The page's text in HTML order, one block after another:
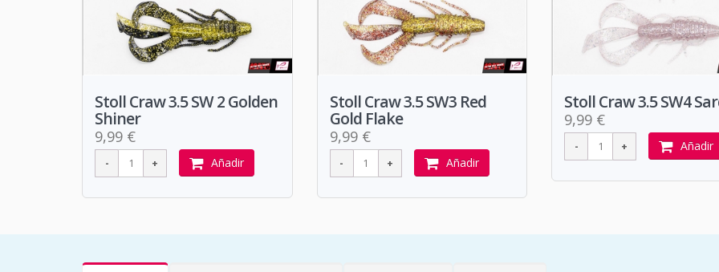
Stoll Craw 3.5 SW 2 Golden
Shiner
9,99 €
Añadir
Stoll Craw 3.5 SW3 Red
Gold Flake
9,99 €
Añadir
Stoll Craw 3.5 SW4
9,99 €
Añadir